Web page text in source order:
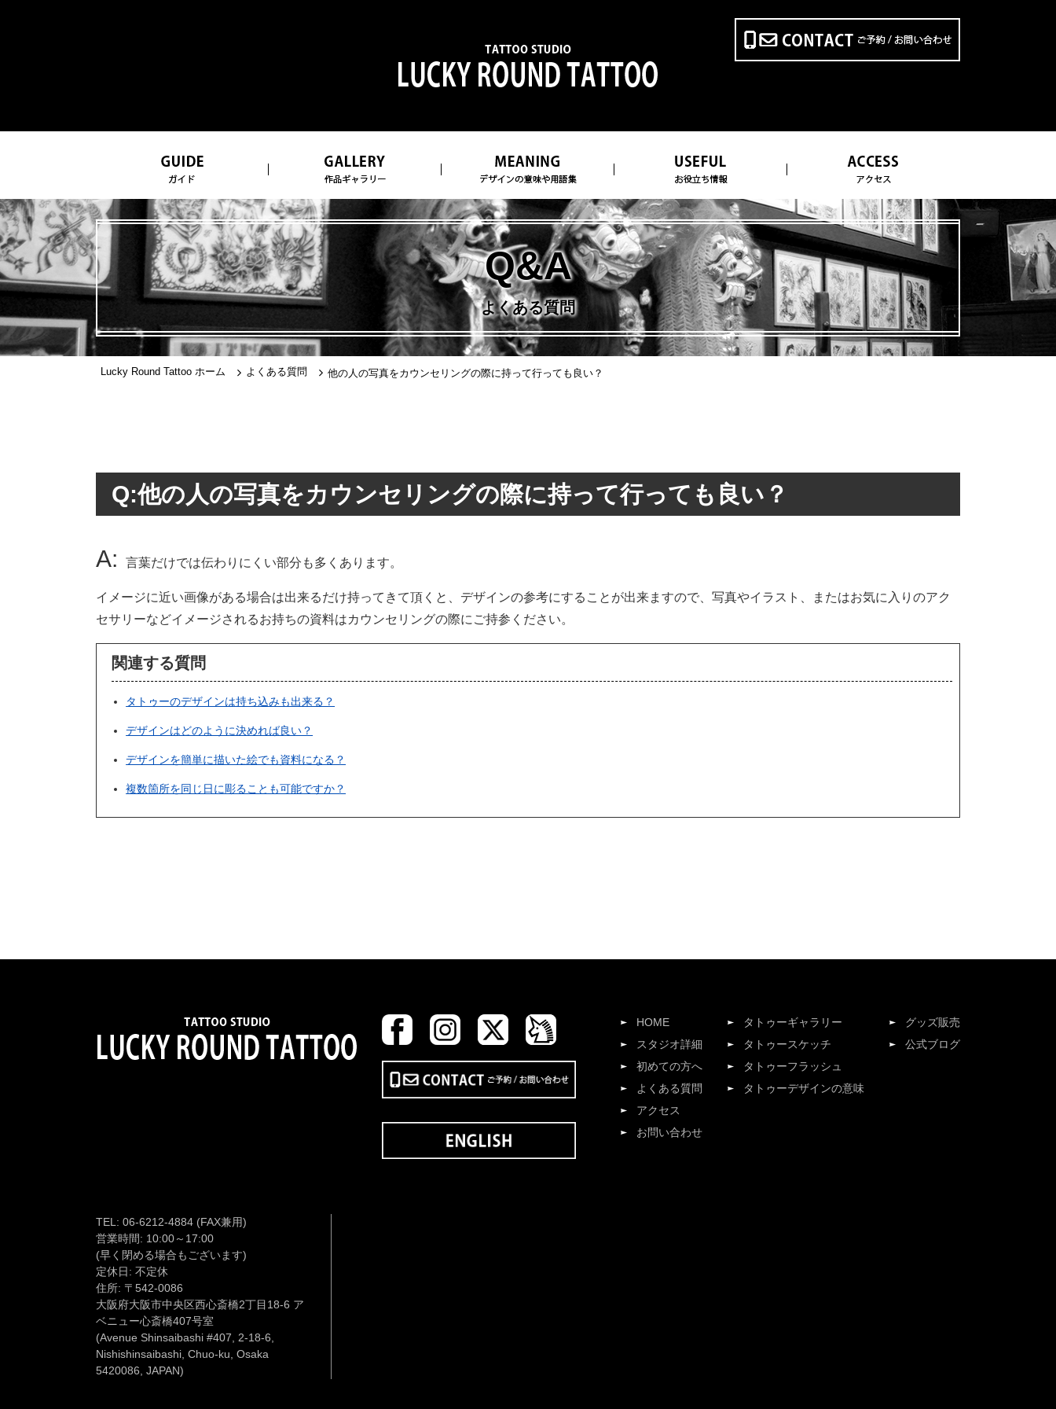
Q&A
よくある質問
Lucky Round Tattoo ホーム よくある質問 他の人の写真をカウンセリングの際に持って行っても良い？
Q:他の人の写真をカウンセリングの際に持って行っても良い？
A: 言葉だけでは伝わりにくい部分も多くあります。
イメージに近い画像がある場合は出来るだけ持ってきて頂くと、デザインの参考にすることが出来ますので、写真やイラスト、またはお気に入りのアク
セサリーなどイメージされるお持ちの資料はカウンセリングの際にご持参ください。
関連する質問
タトゥーのデザインは持ち込みも出来る？
デザインはどのように決めれば良い？
デザインを簡単に描いた絵でも資料になる？
複数箇所を同じ日に彫ることも可能ですか？
TEL: 06-6212-4884 (FAX兼用)
営業時間: 10:00～17:00
(早く閉める場合もございます)
定休日: 不定休
住所: 〒542-0086
大阪府大阪市中央区西心斎橋2丁目18-6 ア
ベニュー心斎橋407号室
(Avenue Shinsaibashi #407, 2-18-6,
Nishishinsaibashi, Chuo-ku, Osaka
5420086, JAPAN)
HOME
スタジオ詳細
初めての方へ
よくある質問
アクセス
お問い合わせ
タトゥーギャラリー
タトゥースケッチ
タトゥーフラッシュ
タトゥーデザインの意味
グッズ販売
公式ブログ